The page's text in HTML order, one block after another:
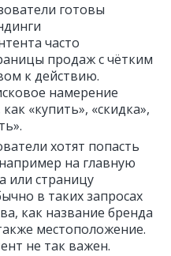
готовы
часто
продаж с чётким
к действию.
намерение
«купить», «скидка»,
хотят попасть
на главную
или страницу
в таких запросах
как название бренда
местоположение.
не так важен.